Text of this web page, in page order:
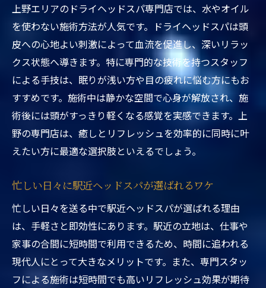
験談
東京都台東区ヘッドスパ駅近くが選ばれる理由
とその魅力
東京都台東区ヘッドスパ駅近くの人気理由
まとめ
上野ヘッドスパカップル利用の楽しみ方
ヘッドスパ東京が多くの人に選ばれる理由
駅近くで体験できるヘッドスパの独自サー
ビス
ヘッドスパ東京の専門スタッフによる施術
東京都台東区ヘッドスパ駅近くの安心ポイ
ント紹介
上野エリアのドライヘッドスパ専門店では、水やオイル
を使わない施術方法が人気です。ドライヘッドスパは頭
皮への心地よい刺激によって血流を促進し、深いリラッ
クス状態へ導きます。特に専門的な技術を持つスタッフ
による手技は、眠りが浅い方や目の疲れに悩む方にもお
すすめです。施術中は静かな空間で心身が解放され、施
術後には頭がすっきり軽くなる感覚を実感できます。上
野の専門店は、癒しとリフレッシュを効率的に同時に叶
えたい方に最適な選択肢といえるでしょう。
忙しい日々に駅近ヘッドスパが選ばれるワケ
忙しい日々を送る中で駅近ヘッドスパが選ばれる理由
は、手軽さと即効性にあります。駅近の立地は、仕事や
家事の合間に短時間で利用できるため、時間に追われる
現代人にとって大きなメリットです。また、専門スタッ
フによる施術は短時間でも高いリフレッシュ効果が期待